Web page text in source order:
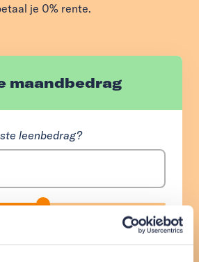
je 0% rente.
maandbedrag
leenbedrag?
max€ 29.000